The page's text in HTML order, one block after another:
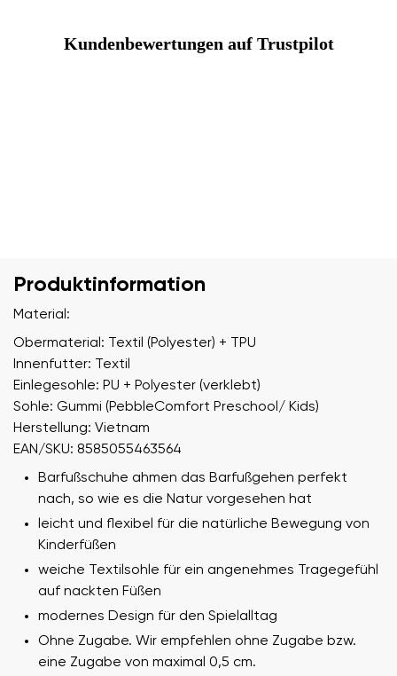
Kundenbewertungen auf Trustpilot
Produktinformation
Material:
Obermaterial: Textil (Polyester) + TPU
Innenfutter: Textil
Einlegesohle: PU + Polyester (verklebt)
Sohle: Gummi (PebbleComfort Preschool/ Kids)
Herstellung: Vietnam
EAN/SKU: 8585055463564
Barfußschuhe ahmen das Barfußgehen perfekt
nach, so wie es die Natur vorgesehen hat
leicht und flexibel für die natürliche Bewegung von
Kinderfüßen
weiche Textilsohle für ein angenehmes Tragegefühl
auf nackten Füßen
modernes Design für den Spielalltag
Ohne Zugabe. Wir empfehlen ohne Zugabe bzw.
eine Zugabe von maximal 0,5 cm.